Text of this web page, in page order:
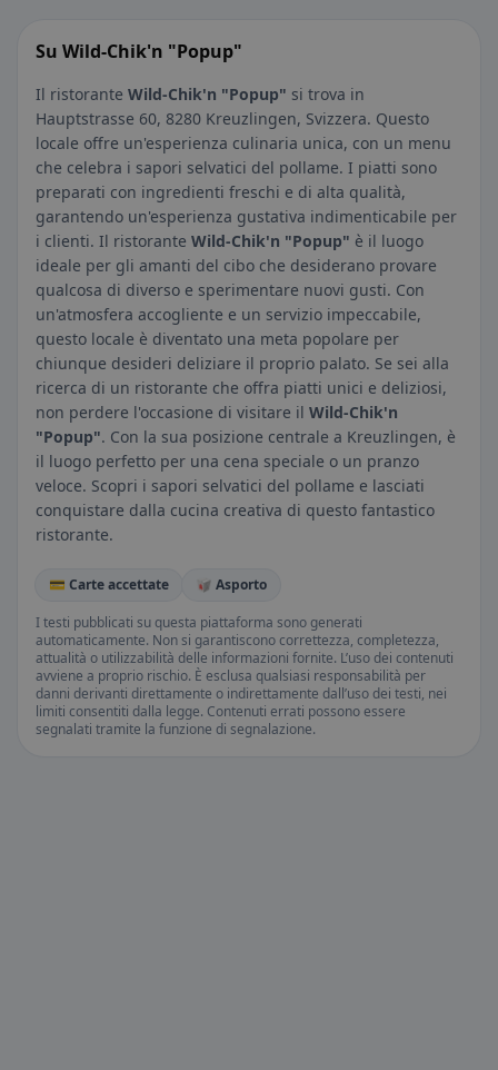
Su Wild-Chik'n "Popup"
Il ristorante Wild-Chik'n "Popup" si trova in
Hauptstrasse 60, 8280 Kreuzlingen, Svizzera. Questo
locale offre un'esperienza culinaria unica, con un menu
che celebra i sapori selvatici del pollame. I piatti sono
preparati con ingredienti freschi e di alta qualità,
garantendo un'esperienza gustativa indimenticabile per
i clienti. Il ristorante Wild-Chik'n "Popup" è il luogo
ideale per gli amanti del cibo che desiderano provare
qualcosa di diverso e sperimentare nuovi gusti. Con
un'atmosfera accogliente e un servizio impeccabile,
questo locale è diventato una meta popolare per
chiunque desideri deliziare il proprio palato. Se sei alla
ricerca di un ristorante che offra piatti unici e deliziosi,
non perdere l'occasione di visitare il Wild-Chik'n
"Popup". Con la sua posizione centrale a Kreuzlingen, è
il luogo perfetto per una cena speciale o un pranzo
veloce. Scopri i sapori selvatici del pollame e lasciati
conquistare dalla cucina creativa di questo fantastico
ristorante.
💳 Carte accettate
🥡 Asporto
I testi pubblicati su questa piattaforma sono generati
automaticamente. Non si garantiscono correttezza, completezza,
attualità o utilizzabilità delle informazioni fornite. L’uso dei contenuti
avviene a proprio rischio. È esclusa qualsiasi responsabilità per
danni derivanti direttamente o indirettamente dall’uso dei testi, nei
limiti consentiti dalla legge. Contenuti errati possono essere
segnalati tramite la funzione di segnalazione.